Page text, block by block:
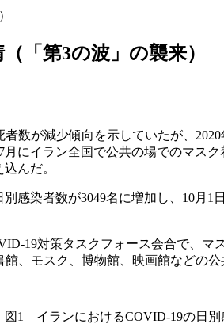
「第3の波」の襲来）
数が減少傾向を示していたが、
にイラン全国で公共の場でのマス
んだ。
感染者数が3049名に増加し、10月
19対策タスクフォース会合で、
、モスク、博物館、映画館などの
図1 イランにおけるCOVID-19の日別